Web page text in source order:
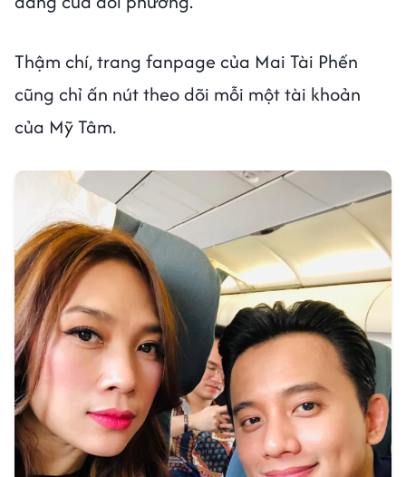
Thậm chí, trang fanpage của Mai Tài Phến
cũng chỉ ấn nút theo dõi mỗi một tài khoản
của Mỹ Tâm.